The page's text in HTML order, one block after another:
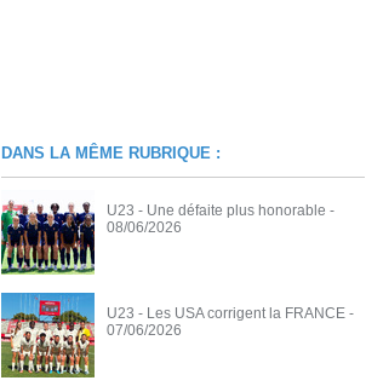
DANS LA MÊME RUBRIQUE :
U23 - Une défaite plus honorable -
08/06/2026
U23 - Les USA corrigent la FRANCE -
07/06/2026